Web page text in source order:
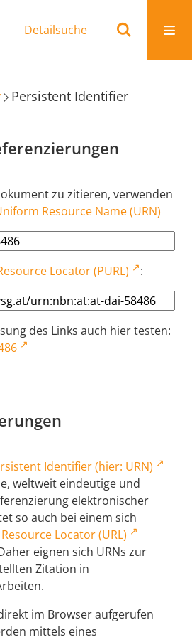
Detailsuche
Persistent Identifier
zu zitieren, verwenden
Resource Name (URN)
Locator (PURL) :
des Links auch hier testen:
Identifier (hier: URN)
weltweit eindeutige und
elektronischer
so auch bei einem sich
Locator (URL)
eignen sich URNs zur
Zitation in
im Browser aufgerufen
mittels eines